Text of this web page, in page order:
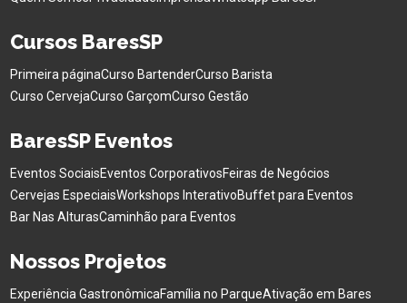
Cursos BaresSP
Primeira páginaCurso BartenderCurso Barista
Curso CervejaCurso GarçomCurso Gestão
BaresSP Eventos
Eventos SociaisEventos CorporativosFeiras de Negócios
Cervejas EspeciaisWorkshops InterativoBuffet para Eventos
Bar Nas AlturasCaminhão para Eventos
Nossos Projetos
Experiência GastronômicaFamília no ParqueAtivação em Bares